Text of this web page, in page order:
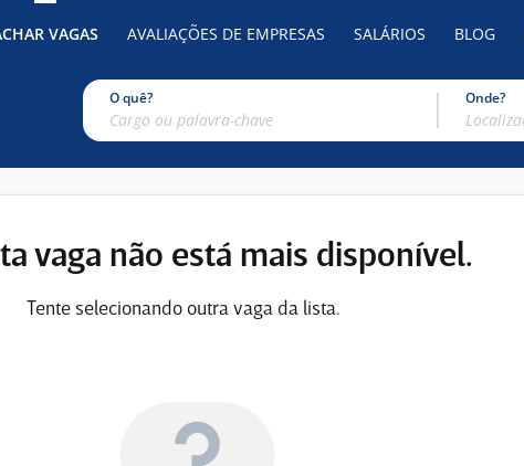
VAGAS AVALIAÇÕES DE EMPRESAS SALÁRIOS BLOG
O quê? Onde?
vaga não está mais disponível.
Tente selecionando outra vaga da lista.